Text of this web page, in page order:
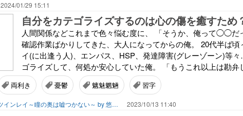
2024/01/29 15:11
自分をカテゴライズするのは心の傷を癒すため
人間関係などこれまで色々悩む度に、 「そうか、俺って◯◯だ
確認作業ばかりしてきた、大人になってからの俺。 20代半ば
イ(に出逢う人)、エンパス、HSP、発達障害(グレーゾーン)等
ゴライズして、何処か安心していた俺。 「もうこれ以上は勘弁
両利き 憂鬱 魑魅魍魎 習字
俺のツインレイ～瞳の奥は嘘つかない～ by 悠景エスタライヒ 2023/10/13 11:40